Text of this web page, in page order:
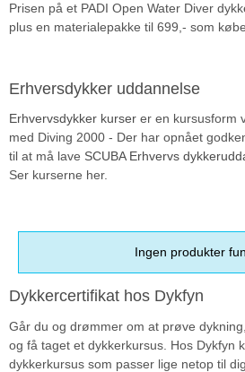
Prisen på et PADI Open Water Diver
plus en materialepakke til 699,- som
Erhversdykker uddannelse
Erhvervsdykker kurser er en kursusform
med Diving 2000 - Der har opnået
til at må lave SCUBA Erhvervs
Ser kurserne her.
Ingen produkter
Dykkercertifikat hos Dykfyn
Går du og drømmer om at prøve
og få taget et dykkerkursus. Hos Dykfyn
dykkerkursus som passer lige netop til